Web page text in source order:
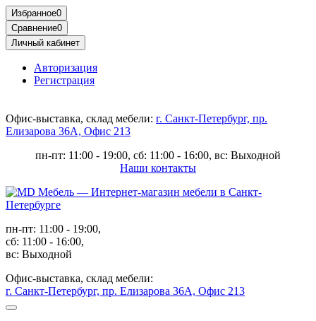
Избранное0
Сравнение0
Личный кабинет
Авторизация
Регистрация
Офис-выставка, склад мебели: г. Санкт-Петербург, пр.
Елизарова 36А, Офис 213
пн-пт: 11:00 - 19:00, сб: 11:00 - 16:00, вс: Выходной
Наши контакты
пн-пт: 11:00 - 19:00,
сб: 11:00 - 16:00,
вс: Выходной
Офис-выставка, склад мебели:
г. Санкт-Петербург, пр. Елизарова 36А, Офис 213